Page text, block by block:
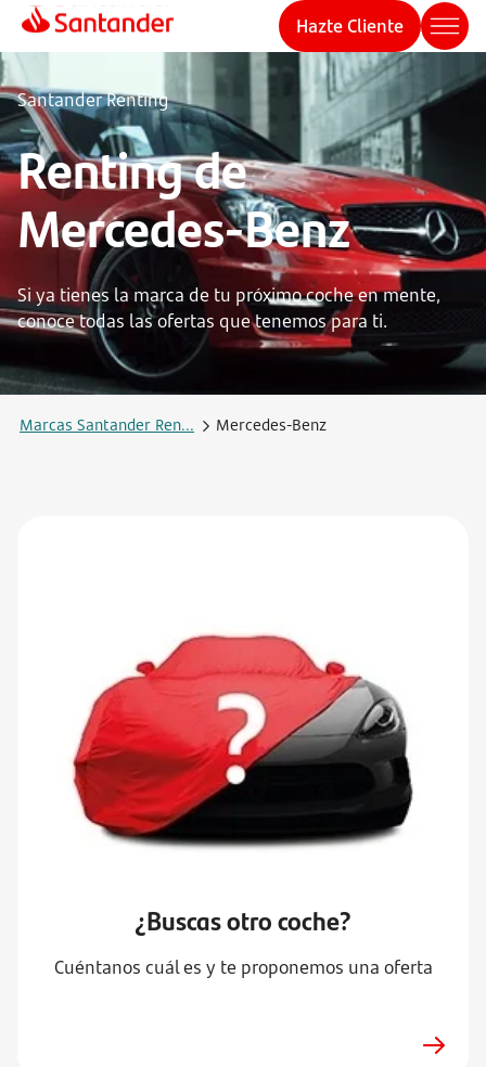
Hazte Cliente
Santander Renting
Renting de
Mercedes-Benz
Si ya tienes la marca de tu próximo coche en mente,
conoce todas las ofertas que tenemos para ti.
Marcas Santander Ren... Mercedes-Benz
¿Buscas otro coche?
Cuéntanos cuál es y te proponemos una oferta